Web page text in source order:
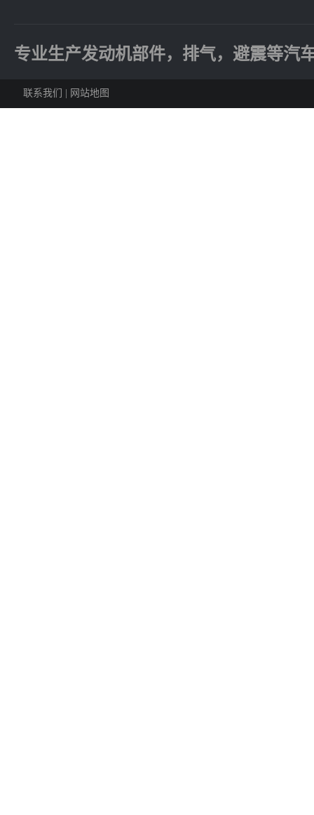
专业生产发动机部件，排气，避震等汽
联系我们 网站地图